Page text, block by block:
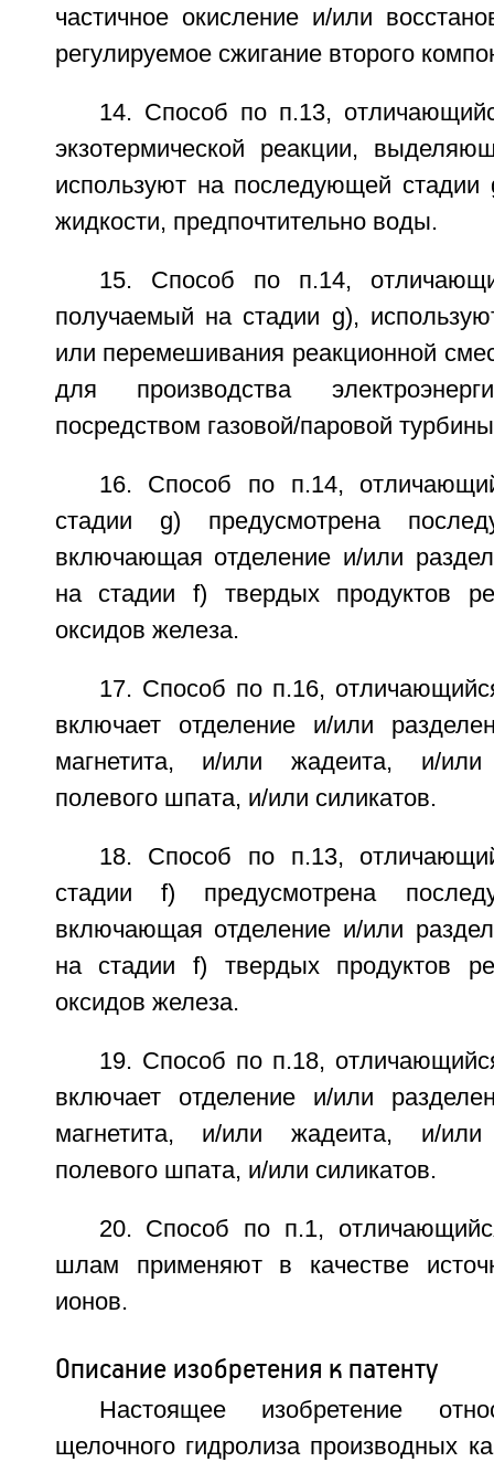
частичное окисление и/или
регулируемое сжигание второго
14. Способ по п.13,
экзотермической реакции,
используют на последующей
жидкости, предпочтительно воды.
15. Способ по п.14,
получаемый на стадии g),
или перемешивания реакционной
для производства
посредством газовой/паровой
16. Способ по п.14,
стадии g) предусмотрена
включающая отделение и/или
на стадии f) твердых продуктов
оксидов железа.
17. Способ по п.16,
включает отделение и/или
магнетита, и/или жадеита, и/
полевого шпата, и/или силикатов.
18. Способ по п.13,
стадии f) предусмотрена
включающая отделение и/или
на стадии f) твердых продуктов
оксидов железа.
19. Способ по п.18,
включает отделение и/или
магнетита, и/или жадеита, и/
полевого шпата, и/или силикатов.
20. Способ по п.1,
шлам применяют в качестве
ионов.
Описание изобретения к патенту
Настоящее изобретение
щелочного гидролиза производных